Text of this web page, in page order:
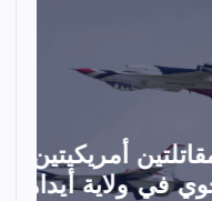
خلال
وإلغاء